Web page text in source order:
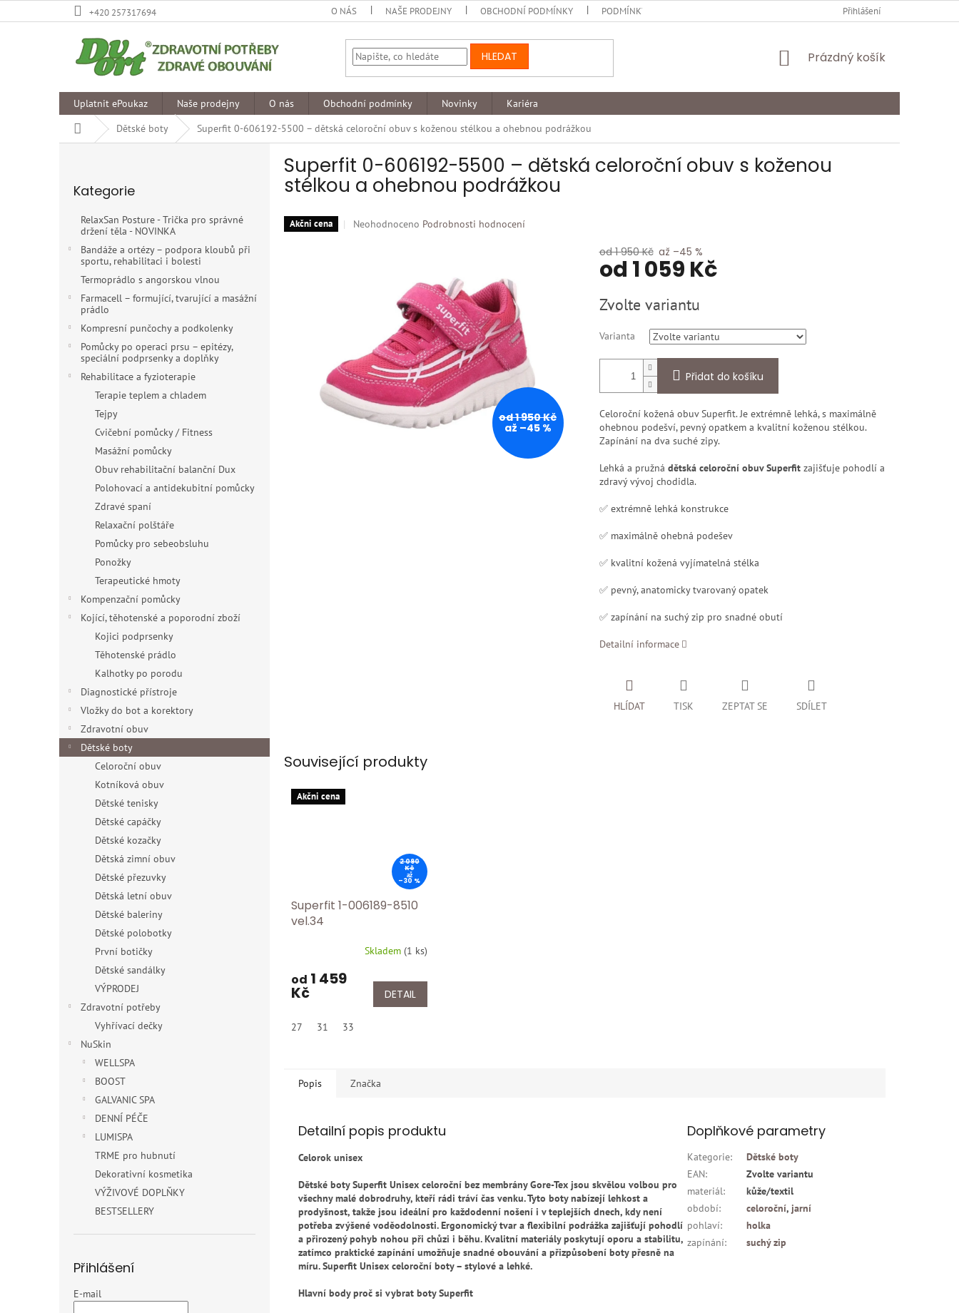
na
+420 257317694 O NÁS NAŠE PRODEJNY OBCHODNÍ PODMÍNKY PODMÍNKY OCHRANY OSOBNÍCH ÚDAJŮ ODSTOUPENÍ OD
Přihlášení
HLEDAT
NÁKUPNÍ
Prázdný košík
Uplatnit ePoukaz Naše prodejny O nás Obchodní podmínky Novinky
Kariéra
Domů
Dětské boty Superfit 0-606192-5500 – dětská celoroční obuv s koženou stélkou a ohebnou podrážkou
kategorie
Kategorie
RelaxSan Posture - Trička pro správné
držení těla - NOVINKA
Bandáže a ortézy – podpora kloubů při
sportu, rehabilitaci i bolesti
Termoprádlo s angorskou vlnou
Farmacell – formující, tvarující a masážní
prádlo
Kompresní punčochy a podkolenky
Pomůcky po operaci prsu – epitézy,
speciální podprsenky a doplňky
Rehabilitace a fyzioterapie
Terapie teplem a chladem
Tejpy
Cvičební pomůcky / Fitness
Masážní pomůcky
Obuv rehabilitační balanční Dux
Polohovací a antidekubitní pomůcky
Zdravé spaní
Relaxační polštáře
Pomůcky pro sebeobsluhu
Ponožky
Terapeutické hmoty
Kompenzační pomůcky
Kojící, těhotenské a poporodní zboží
Kojici podprsenky
Těhotenské prádlo
Kalhotky po porodu
Diagnostické přístroje
Vložky do bot a korektory
Zdravotní obuv
Dětské boty
Celoroční obuv
Kotníková obuv
Dětské tenisky
Dětské capáčky
Dětské kozačky
Dětská zimní obuv
Dětské přezuvky
Dětská letní obuv
Dětské baleriny
Dětské polobotky
První botičky
Dětské sandálky
VÝPRODEJ
Zdravotní potřeby
Vyhřívací dečky
NuSkin
WELLSPA
BOOST
GALVANIC SPA
DENNÍ PÉČE
LUMISPA
TRME pro hubnutí
Dekorativní kosmetika
VÝŽIVOVÉ DOPLŇKY
BESTSELLERY
Přihlášení
E-mail
Superfit 0-606192-5500 – dětská celoroční obuv s koženou
stélkou a ohebnou podrážkou
Akčni cena
Průměrné
Neohodnoceno Podrobnosti hodnocení
od 1 950 Kč
až –45 %
od 1 950 Kč až –45 %
od 1 059 Kč
cena:
Zvolte variantu
Varianta
Přidat do košíku
Celoroční kožená obuv Superfit. Je extrémně lehká, s maximálně
ohebnou podešví, pevný opatkem a kvalitní koženou stélkou.
Zapínání na dva suché zipy.
Lehká a pružná dětská celoroční obuv Superfitzajišťuje pohodlí a
zdravý vývoj chodidla.
✅ extrémně lehká konstrukce
✅ maximálně ohebná podešev
✅ kvalitní kožená vyjímatelná stélka
✅ pevný, anatomicky tvarovaný opatek
✅ zapínání na suchý zip pro snadné obutí
Detailní informace
TISK ZEPTAT SE
HLÍDAT SDÍLET
Související produkty
Akčni cena
2 090
Kč
až
–30 %
Superfit 1-006189-8510
vel.34
Skladem (1 ks)
od 1 459
Kč DETAIL
27 31 33
Popis Značka
Detailní popis produktu
Celorok unisex
Dětské boty Superfit Unisex celoroční bez membrány Gore-Tex jsou skvělou volbou pro
všechny malé dobrodruhy, kteří rádi tráví čas venku. Tyto boty nabízejí lehkost a
prodyšnost, takže jsou ideální pro každodenní nošení i v teplejších dnech, kdy není
potřeba zvýšené voděodolnosti. Ergonomický tvar a flexibilní podrážka zajišťují pohodlí
a přirozený pohyb nohou při chůzi i běhu. Kvalitní materiály poskytují oporu a stabilitu,
zatímco praktické zapínání umožňuje snadné obouvání a přizpůsobení boty přesně na
míru. Superfit Unisex celoroční boty – stylové a lehké.
Hlavní body proč si vybrat boty Superfit
Doplňkové parametry
Kategorie:
Dětské boty
EAN:
Zvolte variantu
materiál:
kůže/textil
období: celoroční, jarní
pohlaví:
holka
zapínání: suchý zip